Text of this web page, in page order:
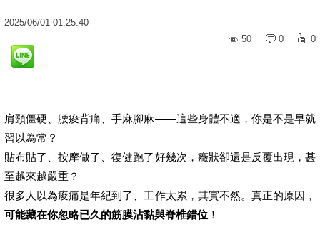
2025/06/01 01:25:40
50
0 0
肩頸僵硬、腰痠背痛、手麻腳麻——這些身體不適，你是不是早就
習以為常？
貼布貼了、按摩做了、復健跑了好幾次，癥狀卻還是反覆出現，甚
至越來越嚴重？
很多人以為痠痛是年紀到了、工作太累，其實不然。真正的原因，
可能藏在你忽略已久的筋膜沾黏與脊椎錯位 ！